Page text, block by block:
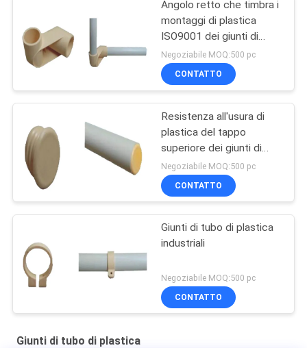
Angolo retto che timbra i
montaggi di plastica
ISO9001 dei giunti di
tubo: 2008
Negoziabile MOQ:500 pc
CONTATTO
Resistenza all'usura di
plastica del tappo
superiore dei giunti di
tubo dell'ABS flessibile
ODM/dell'OEM
Negoziabile MOQ:500 pc
CONTATTO
Giunti di tubo di plastica
industriali
Negoziabile MOQ:500 pc
CONTATTO
Giunti di tubo di plastica